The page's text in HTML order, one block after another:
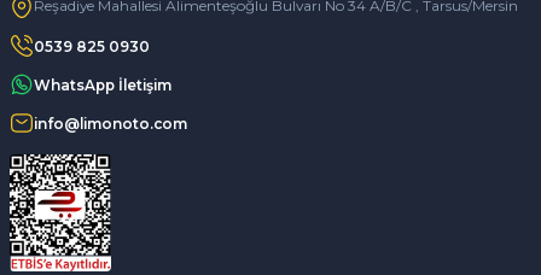
Reşadiye Mahallesi Alimenteşoğlu Bulvarı No 34 A/B/C , Tarsus/Mersin
0539 825 0930
WhatsApp İletişim
info@limonoto.com